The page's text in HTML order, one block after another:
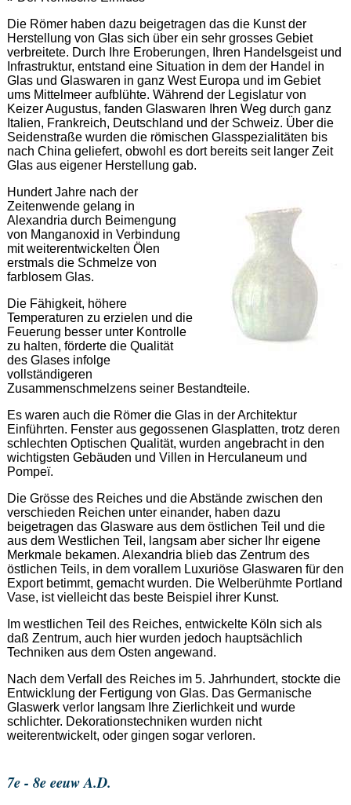
Die Römer haben dazu beigetragen das die Kunst der
Herstellung von Glas sich über ein sehr grosses Gebiet
verbreitete. Durch Ihre Eroberungen, Ihren Handelsgeist und
Infrastruktur, entstand eine Situation in dem der Handel in
Glas und Glaswaren in ganz West Europa und im Gebiet
ums Mittelmeer aufblühte. Während der Legislatur von
Keizer Augustus, fanden Glaswaren Ihren Weg durch ganz
Italien, Frankreich, Deutschland und der Schweiz. Über die
Seidenstraße wurden die römischen Glasspezialitäten bis
nach China geliefert, obwohl es dort bereits seit langer Zeit
Glas aus eigener Herstellung gab.
Hundert Jahre nach der
Zeitenwende gelang in
Alexandria durch Beimengung
von Manganoxid in Verbindung
mit weiterentwickelten Ölen
erstmals die Schmelze von
farblosem Glas.
Die Fähigkeit, höhere
Temperaturen zu erzielen und die
Feuerung besser unter Kontrolle
zu halten, förderte die Qualität
des Glases infolge
vollständigeren
Zusammenschmelzens seiner Bestandteile.
Es waren auch die Römer die Glas in der Architektur
Einführten. Fenster aus gegossenen Glasplatten, trotz deren
schlechten Optischen Qualität, wurden angebracht in den
wichtigsten Gebäuden und Villen in Herculaneum und
Pompeï.
Die Grösse des Reiches und die Abstände zwischen den
verschieden Reichen unter einander, haben dazu
beigetragen das Glasware aus dem östlichen Teil und die
aus dem Westlichen Teil, langsam aber sicher Ihr eigene
Merkmale bekamen. Alexandria blieb das Zentrum des
östlichen Teils, in dem vorallem Luxuriöse Glaswaren für den
Export betimmt, gemacht wurden. Die Welberühmte Portland
Vase, ist vielleicht das beste Beispiel ihrer Kunst.
Im westlichen Teil des Reiches, entwickelte Köln sich als
daß Zentrum, auch hier wurden jedoch hauptsächlich
Techniken aus dem Osten angewand.
Nach dem Verfall des Reiches im 5. Jahrhundert, stockte die
Entwicklung der Fertigung von Glas. Das Germanische
Glaswerk verlor langsam Ihre Zierlichkeit und wurde
schlichter. Dekorationstechniken wurden nicht
weiterentwickelt, oder gingen sogar verloren.
7e - 8e eeuw A.D.